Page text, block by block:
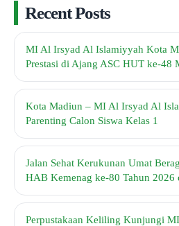
Recent Posts
MI Al Irsyad Al Islamiyyah Kota
Prestasi di Ajang ASC HUT ke-48
Kota Madiun – MI Al Irsyad Al
Parenting Calon Siswa Kelas 1
Jalan Sehat Kerukunan Umat
HAB Kemenag ke-80 Tahun 2026
Perpustakaan Keliling Kunjungi